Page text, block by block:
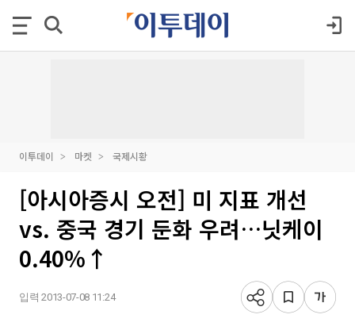
이투데이 마켓 국제시황
[아시아증시 오전] 미 지표 개선
vs. 중국 경기 둔화 우려…닛케이
0.40%↑
입력 2013-07-08 11:24